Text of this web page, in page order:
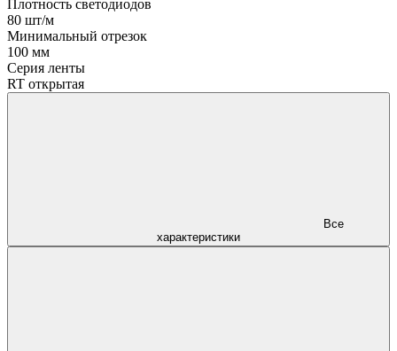
Плотность светодиодов
80 шт/м
Минимальный отрезок
100 мм
Серия ленты
RT открытая
характеристики